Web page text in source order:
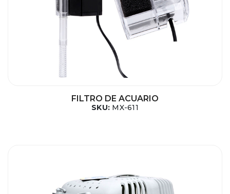
FILTRO DE ACUARIO
SKU: MX-611